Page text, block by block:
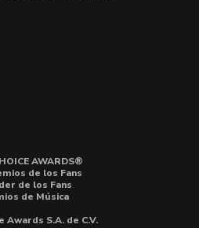
AWARDS®
de los Fans
de los Fans
de Música
Awards S.A. de C.V.